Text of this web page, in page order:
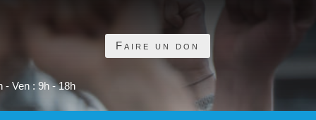
Faire un don
- Ven : 9h - 18h